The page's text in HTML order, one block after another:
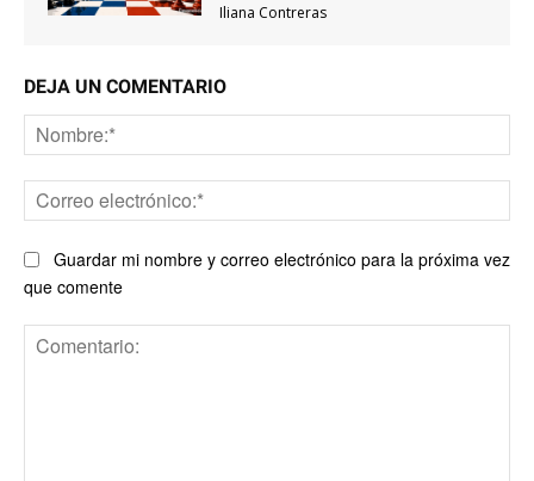
Iliana Contreras
DEJA UN COMENTARIO
Guardar mi nombre y correo electrónico para la próxima vez
que comente